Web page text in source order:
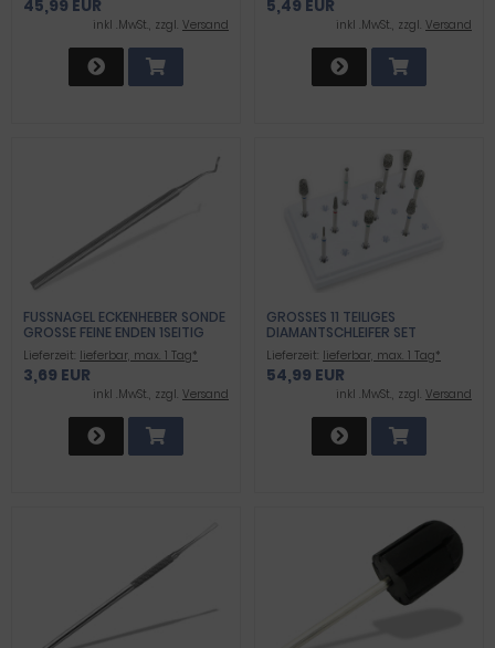
45,99 EUR
inkl .MwSt., zzgl. Versand
5,49 EUR
inkl .MwSt., zzgl. Versand
FUSSNAGEL ECKENHEBER SONDE G
ROSSE FEINE ENDEN 1SEITIG
Lieferzeit: lieferbar, max. 1 Tag*
3,69 EUR
inkl .MwSt., zzgl. Versand
GROSSES 11 TEILIGES D
IAMANTSCHLEIFER SET
Lieferzeit: lieferbar, max. 1 Tag*
54,99 EUR
inkl .MwSt., zzgl. Versand